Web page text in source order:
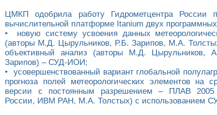
ЦМКП одобрила работу Гидрометцентра России
вычислительной платформе Itanium двух
• новую систему усвоения данных
(авторы М.Д. Цырульников, Р.Б. Зарипов, М.А.
объективный анализ (авторы М.Д. Цырульников,
Зарипов) – СУД-ИОИ;
• усовершенствованный вариант глобальной
прогноза полей метеорологических элементов на
версии с постоянным разрешением – ПЛАВ 2005
России, ИВМ РАН, М.А. Толстых) с использованием